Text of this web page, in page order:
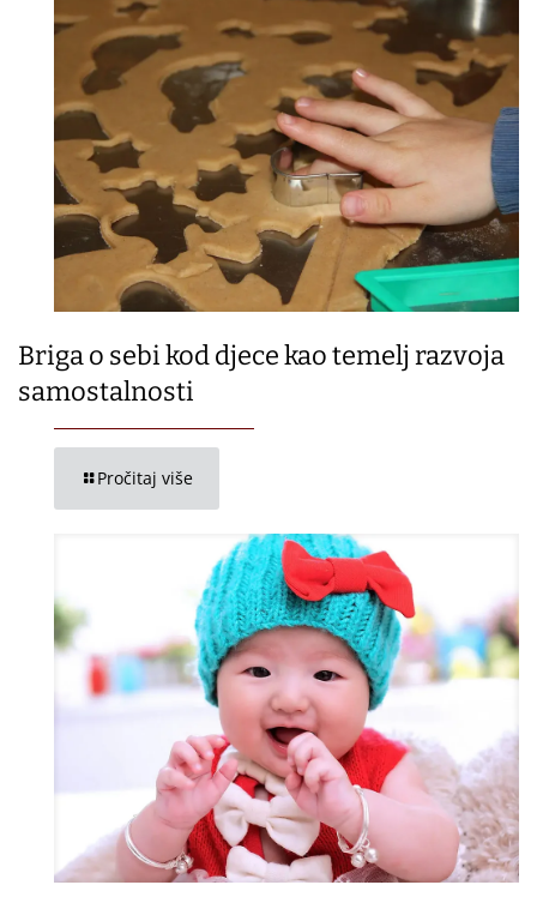
Briga o sebi kod djece kao temelj razvoja
samostalnosti
Pročitaj više